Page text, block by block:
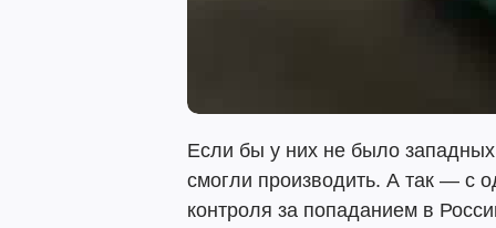
Если бы у них не было
смогли производить. А так — с
контроля за попаданием в